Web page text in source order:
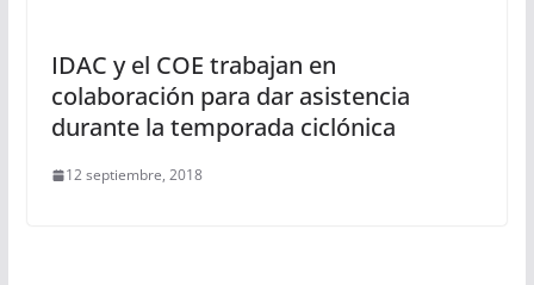
IDAC y el COE trabajan en
colaboración para dar asistencia
durante la temporada ciclónica
12 septiembre, 2018